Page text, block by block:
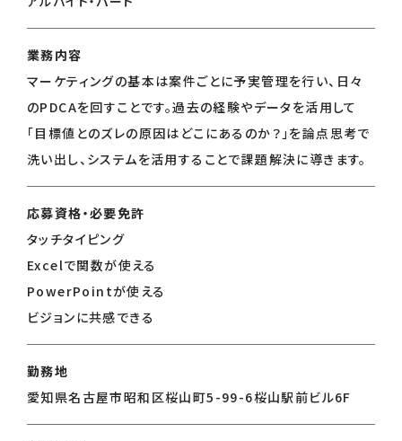
業務内容
マーケティングの基本は案件ごとに予実管理を行い、日々
のPDCAを回すことです。過去の経験やデータを活用して
「目標値とのズレの原因はどこにあるのか？」を論点思考で
洗い出し、システムを活用することで課題解決に導きます。
応募資格・必要免許
タッチタイピング
Excelで関数が使える
PowerPointが使える
ビジョンに共感できる
勤務地
愛知県名古屋市昭和区桜山町5-99-6桜山駅前ビル6F